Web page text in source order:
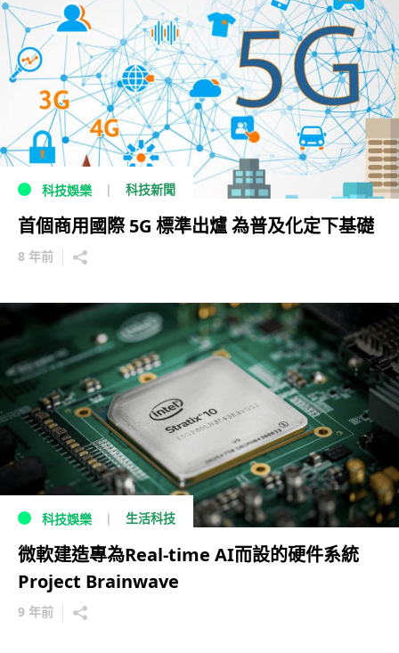
科技娛樂 科技新聞
首個商用國際 5G 標準出爐 為普及化定下基礎
8 年前
科技娛樂 生活科技
微軟建造專為Real-time AI而設的硬件系統
Project Brainwave
9 年前